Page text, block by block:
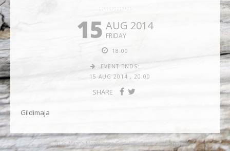
15 AUG 2014
FRIDAY
18:00
EVENT ENDS:
15 AUG 2014 , 20:00
SHARE
Gildimaja
© 2026 Maarja-Magdaleena Gild. Kõik õigused kaitstud.